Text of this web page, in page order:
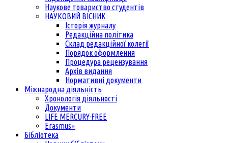
Наукове товариство студентів
НАУКОВИЙ ВІСНИК
Історія журналу
Редакційна політика
Склад редакційної колегії
Порядок оформлення
Процедура рецензування
Архів видання
Нормативні документи
Міжнародна діяльність
Хронологія діяльності
Документи
LIFE MERCURY-FREE
Erasmus+
Бібліотека